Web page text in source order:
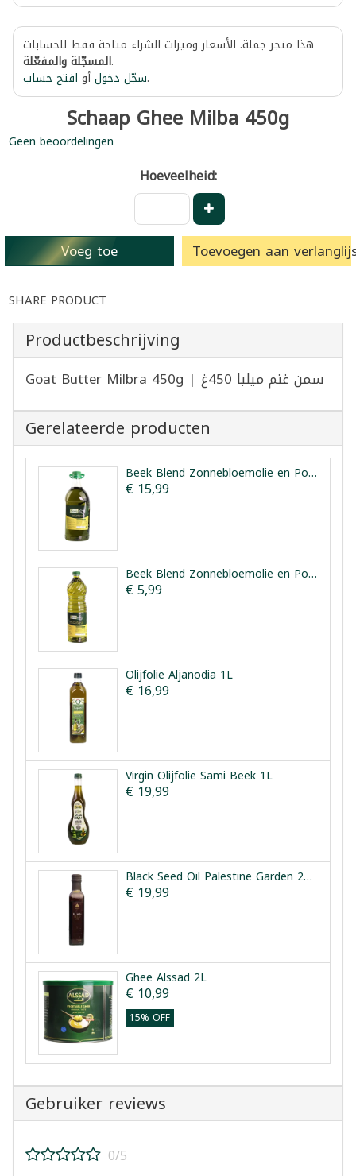
هذا متجر جملة. الأسعار وميزات الشراء متاحة فقط للحسابات
المسجّلة والمفعّلة.
سجّل دخولأوافتح حساب .
Schaap Ghee Milba 450g
Geen beoordelingen
Hoeveelheid:
Voeg toe Toevoegen aan
SHARE PRODUCT
Productbeschrijving
Goat Butter Milbra 450g | سمن غنم ميلبا 450غ
Gerelateerde producten
Beek Blend Zonnebloemolie en Pomace Olijfolie 3L
€ 15,99
Beek Blend Zonnebloemolie en Pomace Olijfolie 1L
€ 5,99
Olijfolie Aljanodia 1L
€ 16,99
Virgin Olijfolie Sami Beek 1L
€ 19,99
Black Seed Oil Palestine Garden 250 ml | زيت حبة البركة حدائق فلسطين 250 ملل
€ 19,99
Ghee Alssad 2L
€ 10,99
15% OFF
Gebruiker reviews
0/5